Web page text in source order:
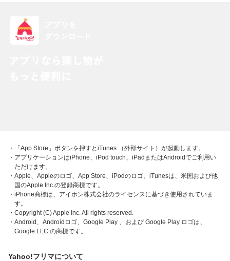
・「App Store」ボタンを押すとiTunes （外部サイト）が起動します。
・アプリケーションはiPhone、iPod touch、iPadまたはAndroidでご利用い
ただけます。
・Apple、Appleのロゴ、App Store、iPodのロゴ、iTunesは、米国および他
国のApple Inc.の登録商標です。
・iPhone商標は、アイホン株式会社のライセンスに基づき使用されていま
す。
・Copyright (C) Apple Inc. All rights reserved.
・Android、Androidロゴ、Google Play 、および Google Play ロゴは、
Google LLC の商標です。
Yahoo!フリマについて